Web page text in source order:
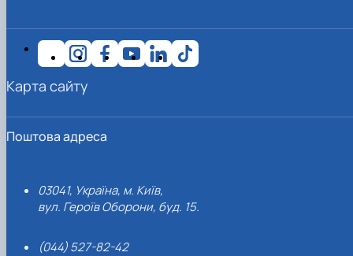
Поштова адреса
03041, Україна, м. Київ,
вул. Героїв Оборони, буд. 15.
(044) 527-82-42
Карта сайту